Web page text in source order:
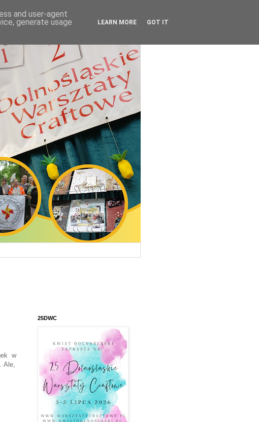
w
Ale,
25DWC
and user-agent
generate usage
LEARN MORE GOT IT